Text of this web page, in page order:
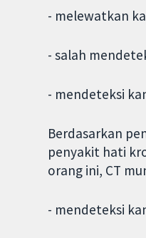
- melewatkan
- salah
- mendeteksi
Berdasarkan
penyakit hati
orang ini, CT
- mendeteksi